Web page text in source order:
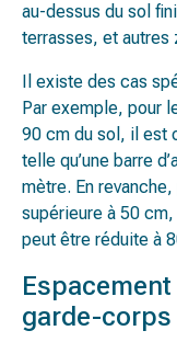
au-dessus du sol
terrasses, et autres
Il existe des cas
Par exemple, pour
90 cm du sol, il est
telle qu’une barre
mètre. En
supérieure à 50
peut être réduite à
garde-corps